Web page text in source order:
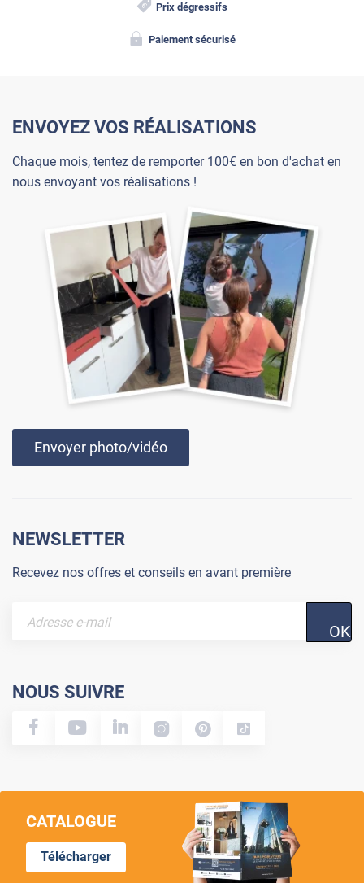
Prix dégressifs
Paiement sécurisé
ENVOYEZ VOS RÉALISATIONS
Chaque mois, tentez de remporter 100€ en bon d'achat en
nous envoyant vos réalisations !
Envoyer photo/vidéo
NEWSLETTER
Recevez nos offres et conseils en avant première
OK
NOUS SUIVRE
CATALOGUE
Télécharger